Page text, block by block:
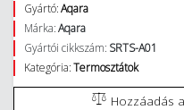
Gyártó:Aqara
Márka:Aqara
Gyártói cikkszám: SRTS-A01
Kategória:Termosztátok
Hozzáadás